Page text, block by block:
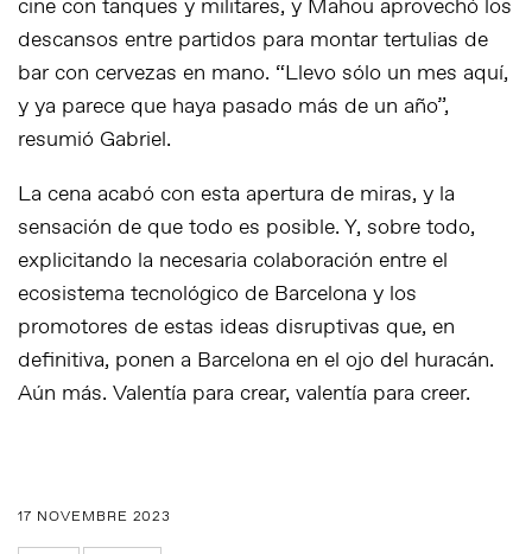
cine con tanques y militares, y Mahou aprovechó los
descansos entre partidos para montar tertulias de
bar con cervezas en mano. “Llevo sólo un mes aquí,
y ya parece que haya pasado más de un año”,
resumió Gabriel.
La cena acabó con esta apertura de miras, y la
sensación de que todo es posible. Y, sobre todo,
explicitando la necesaria colaboración entre el
ecosistema tecnológico de Barcelona y los
promotores de estas ideas disruptivas que, en
definitiva, ponen a Barcelona en el ojo del huracán.
Aún más. Valentía para crear, valentía para creer.
17 NOVEMBRE 2023